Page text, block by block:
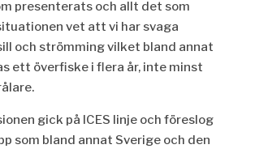
presenterats och allt det som
vet att vi har svaga
och strömming vilket bland annat
ett överfiske i flera år, inte minst
gick på ICES linje och föreslog
som bland annat Sverige och den